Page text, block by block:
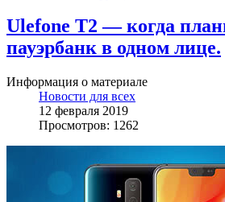
Ulefone T2 — когда
пауэрбанк в одном лице.
Информация о материале
Новости для всех
12 февраля 2019
Просмотров: 1262